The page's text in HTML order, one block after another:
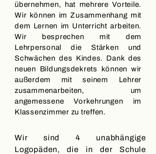
übernehmen, hat mehrere Vorteile.
Wir können im Zusammenhang mit
dem Lernen im Unterricht arbeiten.
Wir besprechen mit dem
Lehrpersonal die Stärken und
Schwächen des Kindes. Dank des
neuen Bildungsdekrets können wir
außerdem mit seinem Lehrer
zusammenarbeiten, um
angemessene Vorkehrungen im
Klassenzimmer zu treffen.
Wir sind 4 unabhängige
Logopäden, die in der Schule